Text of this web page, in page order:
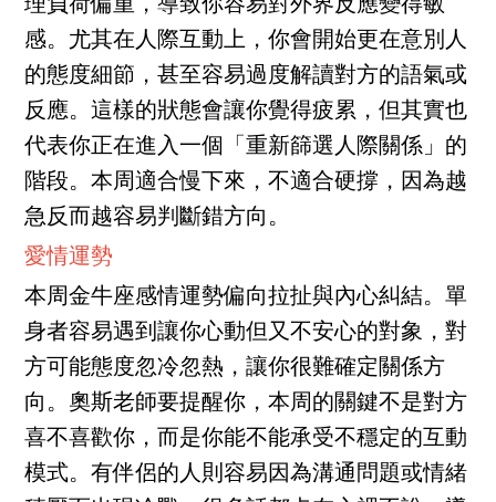
理負荷偏重，導致你容易對外界反應變得敏
感。尤其在人際互動上，你會開始更在意別人
的態度細節，甚至容易過度解讀對方的語氣或
反應。這樣的狀態會讓你覺得疲累，但其實也
代表你正在進入一個「重新篩選人際關係」的
階段。本周適合慢下來，不適合硬撐，因為越
急反而越容易判斷錯方向。
愛情運勢
本周金牛座感情運勢偏向拉扯與內心糾結。單
身者容易遇到讓你心動但又不安心的對象，對
方可能態度忽冷忽熱，讓你很難確定關係方
向。奧斯老師要提醒你，本周的關鍵不是對方
喜不喜歡你，而是你能不能承受不穩定的互動
模式。有伴侶的人則容易因為溝通問題或情緒